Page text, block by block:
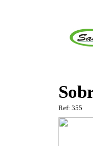
Ref: 355